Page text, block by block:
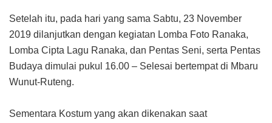
Setelah itu, pada hari yang sama Sabtu, 23 November
2019 dilanjutkan dengan kegiatan Lomba Foto Ranaka,
Lomba Cipta Lagu Ranaka, dan Pentas Seni, serta Pentas
Budaya dimulai pukul 16.00 – Selesai bertempat di Mbaru
Wunut-Ruteng.
Sementara Kostum yang akan dikenakan saat